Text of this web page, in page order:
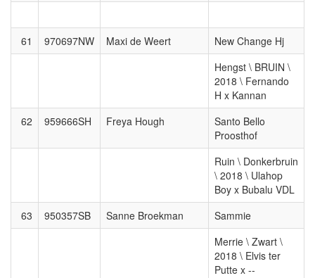
61 970697NW Maxi de Weert
New Change Hj
Hengst \ BRUIN \
2018 \ Fernando
H x Kannan
62
959666SH Freya Hough
Santo Bello
Proosthof
Ruin \ Donkerbruin
\ 2018 \ Ulahop
Boy x Bubalu VDL
63
950357SB Sanne Broekman
Sammie
Merrie \ Zwart \
2018 \ Elvis ter
Putte x --